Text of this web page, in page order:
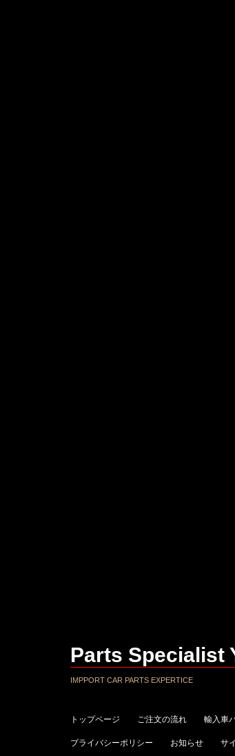
Parts Specialist
IMPPORT CAR PARTS EXPERTICE
トップページ ご注文の流れ 輸入車
プライバシーポリシー お知らせ サ